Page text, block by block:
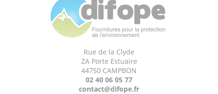
Rue de la Clyde
ZA Porte Estuaire
44750 CAMPBON
02 40 06 05 77
contact@difope.fr